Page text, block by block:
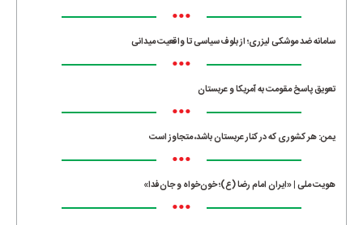
•••
سامانه ضد موشکی لیزری؛ از بلوف سیاسی تا واقعیت میدانی
•••
تعویق پاسخ مقومت به آمریکا و عربستان
•••
یمن: هر کشوری که در کنار عربستان باشد، متجاوز است
•••
هویت ملی | «ایران امام رضا (ع)؛ خون‌خواه و جان‌فدا»
•••